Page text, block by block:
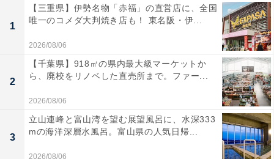
「落ち着いた温泉街・川沿い・散策できる」（20代
男性／神奈川県）
1
【三重県】伊勢名物「赤福」の直営店に、全国
唯一のコメダ大判焼き店も！ 東名阪・伊...
2026/08/06
2
【千葉県】918㎡の県内最大級マーケットか
ら、廃校をリノベした直売所まで。ファー...
2026/08/06
3
立山連峰と富山湾を望む展望風呂に、水深333
mの海洋深層水風呂。富山県の人気日帰...
2026/08/06